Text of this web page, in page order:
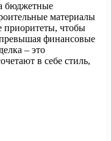
бюджетные
материалы
приоритеты, чтобы
финансовые
– это
в себе стиль,